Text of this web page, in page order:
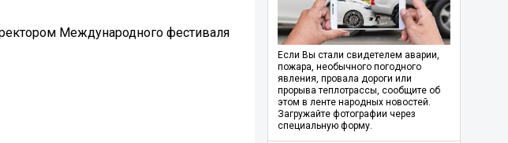
Международного фестиваля
Если Вы стали свидетелем аварии,
пожара, необычного погодного
явления, провала дороги или
прорыва теплотрассы, сообщите об
этом в ленте народных новостей.
Загружайте фотографии через
специальную форму.